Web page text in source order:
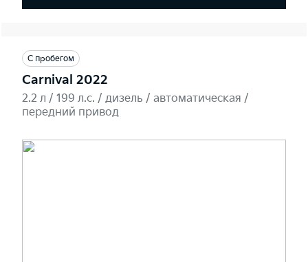
С пробегом
Carnival 2022
2.2 л / 199 л.c. / дизель / автоматическая /
передний привод